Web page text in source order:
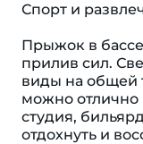
Спорт и
Прыжок в
прилив сил.
виды на общей
можно отлично
студия,
отдохнуть и